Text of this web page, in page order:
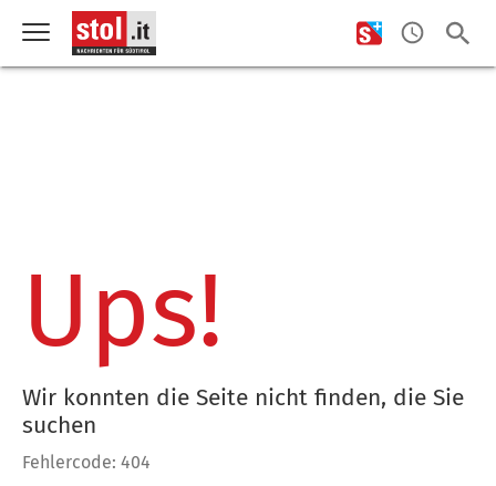
Ups!
Wir konnten die Seite nicht finden, die Sie
suchen
Fehlercode: 404